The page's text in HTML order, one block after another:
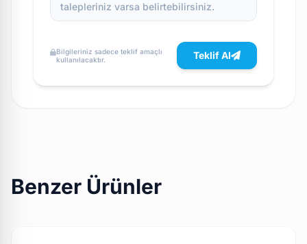
Bilgileriniz sadece teklif amaçlı
kullanılacaktır.
Teklif Al
Benzer Ürünler